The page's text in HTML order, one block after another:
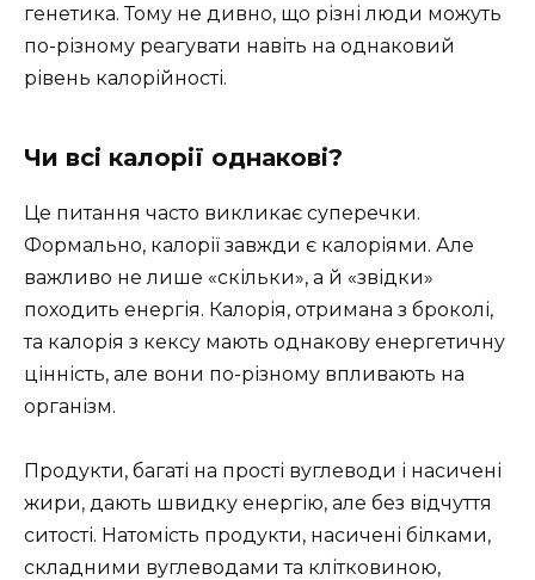
генетика. Тому не дивно, що різні люди можуть
по-різному реагувати навіть на однаковий
рівень калорійності.
Чи всі калорії однакові?
Це питання часто викликає суперечки.
Формально, калорії завжди є калоріями. Але
важливо не лише «скільки», а й «звідки»
походить енергія. Калорія, отримана з броколі,
та калорія з кексу мають однакову енергетичну
цінність, але вони по-різному впливають на
організм.
Продукти, багаті на прості вуглеводи і насичені
жири, дають швидку енергію, але без відчуття
ситості. Натомість продукти, насичені білками,
складними вуглеводами та клітковиною,